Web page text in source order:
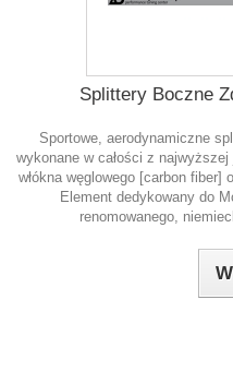
Splittery Boczne
Sportowe, aerodynamiczne
wykonane w całości z
włókna węglowego [carbon
Element dedykowany do
renomowanego,